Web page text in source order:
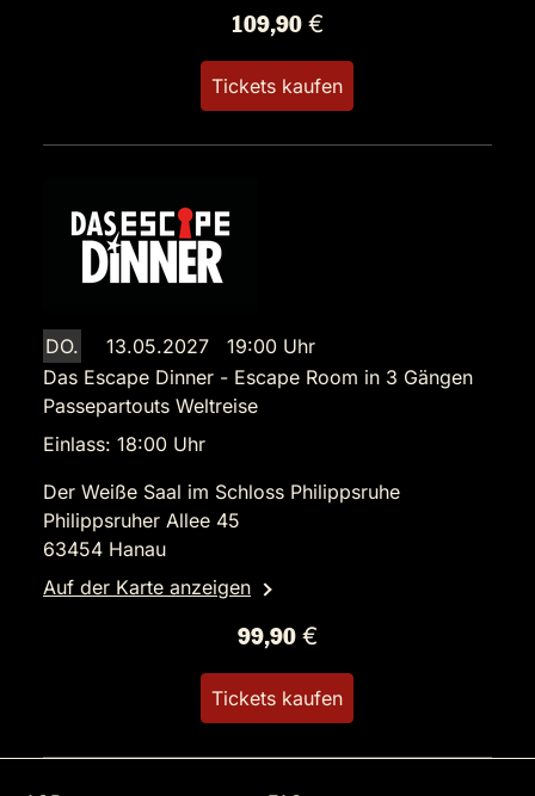
109,90 €
Tickets kaufen
DO.
13.05.2027 19:00 Uhr
Das Escape Dinner - Escape Room in 3 Gängen
Passepartouts Weltreise
Einlass: 18:00 Uhr
Der Weiße Saal im Schloss Philippsruhe
Philippsruher Allee 45
63454 Hanau
Auf der Karte anzeigen
99,90 €
Tickets kaufen